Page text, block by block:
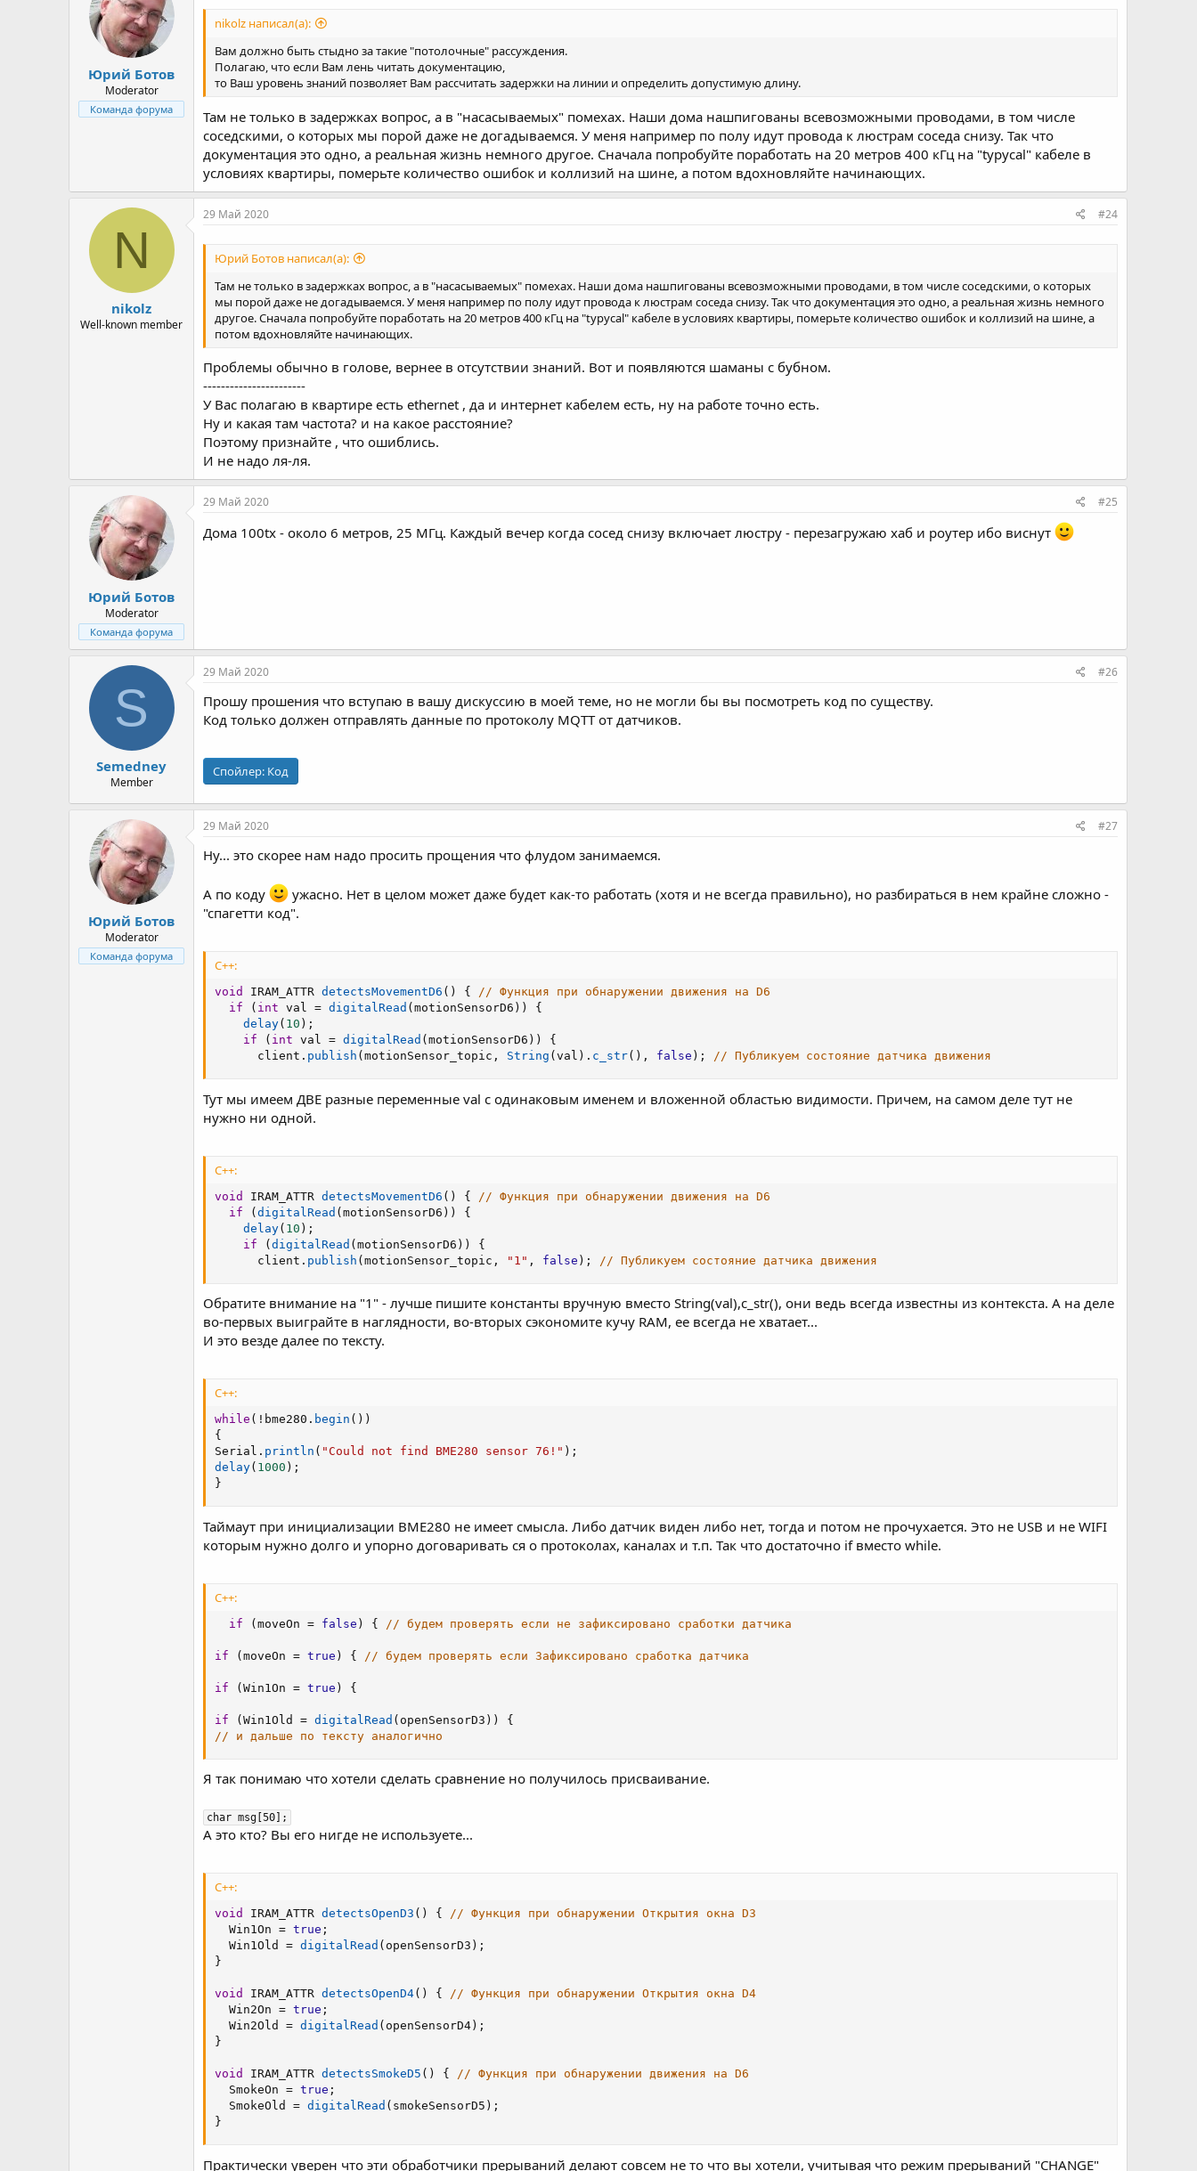
Для экранированной витой пары или коаксиала (телевизионный кабель) - можно метров 5-6 для простых цифровых датчиков вкл/выкл. То есть герконы,
кнопки и др.
Заранее обдумайте чем и как будете все это питать. esp8266 чувствительна к качеству источника питания. В пике бывает жрет > 100мА что может сильно
осложнить батарейное питание, при этом тянуть питание везде параллельно с сигнальными проводами может оказаться плохой идеей.
Юрий Ботов
Moderator
Команда форума
nikolz написал(а):
Вам должно быть стыдно за такие "потолочные" рассуждения.
Полагаю, что если Вам лень читать документацию,
то Ваш уровень знаний позволяет Вам рассчитать задержки на линии и определить допустимую длину.
Там не только в задержках вопрос, а в "насасываемых" помехах. Наши дома нашпигованы всевозможными проводами, в том числе
соседскими, о которых мы порой даже не догадываемся. У меня например по полу идут провода к люстрам соседа снизу. Так что
документация это одно, а реальная жизнь немного другое. Сначала попробуйте поработать на 20 метров 400 кГц на "typycal" кабеле в
условиях квартиры, померьте количество ошибок и коллизий на шине, а потом вдохновляйте начинающих.
N
nikolz
Well-known member
29 Май 2020 #24
Юрий Ботов написал(а):
Там не только в задержках вопрос, а в "насасываемых" помехах. Наши дома нашпигованы всевозможными проводами, в том числе соседскими, о которых
мы порой даже не догадываемся. У меня например по полу идут провода к люстрам соседа снизу. Так что документация это одно, а реальная жизнь немного
другое. Сначала попробуйте поработать на 20 метров 400 кГц на "typycal" кабеле в условиях квартиры, померьте количество ошибок и коллизий на шине, а
потом вдохновляйте начинающих.
Проблемы обычно в голове, вернее в отсутствии знаний. Вот и появляются шаманы с бубном.
-----------------------
У Вас полагаю в квартире есть ethernet , да и интернет кабелем есть, ну на работе точно есть.
Ну и какая там частота? и на какое расстояние?
Поэтому признайте , что ошиблись.
И не надо ля-ля.
Юрий Ботов
Moderator
Команда форума
29 Май 2020 #25
Дома 100tx - около 6 метров, 25 МГц. Каждый вечер когда сосед снизу включает люстру - перезагружаю хаб и роутер ибо виснут
S
Semedney
Member
29 Май 2020 #26
Прошу прошения что вступаю в вашу дискуссию в моей теме, но не могли бы вы посмотреть код по существу.
Код только должен отправлять данные по протоколу MQTT от датчиков.
Спойлер: Код
Юрий Ботов
Moderator
Команда форума
29 Май 2020 #27
Ну... это скорее нам надо просить прощения что флудом занимаемся.
А по коду
ужасно. Нет в целом может даже будет как-то работать (хотя и не всегда правильно), но разбираться в нем крайне сложно -
"спагетти код".
C++:
void IRAM_ATTR detectsMovementD6 ( ) {
// Функция при обнаружении движения на D6
if
( int val = digitalRead (motionSensorD6 ) )
{
delay( 10 ) ;
if
( int val = digitalRead (motionSensorD6 ) )
{
      client
. publish (motionSensor_topic , String (val ) . c_str( ) , false ) ; // Публикуем состояние датчика движения
Тут мы имеем ДВЕ разные переменные val с одинаковым именем и вложенной областью видимости. Причем, на самом деле тут не
нужно ни одной.
C++:
void IRAM_ATTR detectsMovementD6 ( ) {
// Функция при обнаружении движения на D6
if
(digitalRead (motionSensorD6 ) )
{
delay( 10 ) ;
if
(digitalRead (motionSensorD6 ) )
{
      client
. publish (motionSensor_topic , "1" , false ) ; // Публикуем состояние датчика движения
Обратите внимание на "1" - лучше пишите константы вручную вместо String(val),c_str(), они ведь всегда известны из контекста. А на деле
во-первых выиграйте в наглядности, во-вторых сэкономите кучу RAM, ее всегда не хватает...
И это везде далее по тексту.
C++:
while ( ! bme280 . begin ( ) )
{
Serial . println ( "Could not find BME280 sensor 76!" ) ;
delay( 1000 ) ;
}
Таймаут при инициализации BME280 не имеет смысла. Либо датчик виден либо нет, тогда и потом не прочухается. Это не USB и не WIFI
которым нужно долго и упорно договаривать ся о протоколах, каналах и т.п. Так что достаточно if вместо while.
C++:
if (moveOn = false ) { // будем проверять если не зафиксировано сработки датчика
if (moveOn = true ) { // будем проверять если Зафиксировано сработка датчика
if (Win1On = true ) {
if (Win1Old = digitalRead ( openSensorD3 ) )
{
// и дальше по тексту аналогично
Я так понимаю что хотели сделать сравнение но получилось присваивание.
char msg[50];
А это кто? Вы его нигде не используете...
C++:
void IRAM_ATTR detectsOpenD3 ( ) {
// Функция при обнаружении Открытия окна D3
  Win1On
= true ;
  Win1Old
= digitalRead ( openSensorD3 ) ;
}
void IRAM_ATTR detectsOpenD4( ) {
// Функция при обнаружении Открытия окна D4
  Win2On
= true ;
  Win2Old
= digitalRead ( openSensorD4 ) ;
}
void IRAM_ATTR detectsSmokeD5 ( ) {
// Функция при обнаружении движения на D6
  SmokeOn
= true ;
  SmokeOld
= digitalRead ( smokeSensorD5 ) ;
}
Практически уверен что эти обработчики прерываний делают совсем не то что вы хотели, учитывая что режим прерываний "CHANGE"